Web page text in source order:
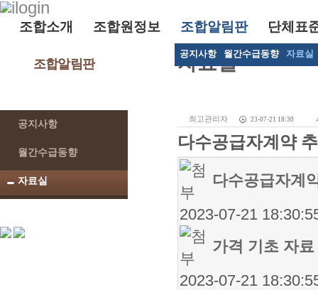
조합소개 조합원정보 조합알림판
공지사항 월간수급동향 자료실
단체표
조합알림판
공지사항
월간수급동향
자료실
자료실
최고관리자 23-07-21 18:30
다수공급자계약
다수공급자계
2023-07-21
가격 기초 자
2023-07-21